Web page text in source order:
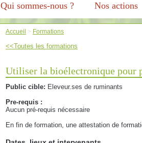
Qui sommes-nous ? Nos actions
Accueil > Formations
<<Toutes les formations
Utiliser la bioélectronique pour
Public cible: Eleveur.ses de ruminants
Pre-requis :
Aucun pré-requis nécessaire
En fin de formation, une attestation de